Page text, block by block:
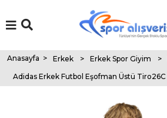
Anasayfa > Erkek > Erkek Spor Giyim >
Adidas Erkek Futbol Eşofman Üstü